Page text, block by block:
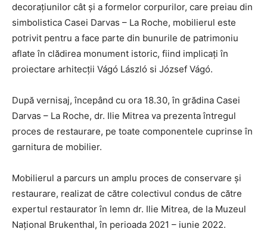
decorațiunilor cât și a formelor corpurilor, care preiau din
simbolistica Casei Darvas – La Roche, mobilierul este
potrivit pentru a face parte din bunurile de patrimoniu
aflate în clădirea monument istoric, fiind implicați în
proiectare arhitecții Vágó László si József Vágó.
După vernisaj, începând cu ora 18.30, în grădina Casei
Darvas – La Roche, dr. Ilie Mitrea va prezenta întregul
proces de restaurare, pe toate componentele cuprinse în
garnitura de mobilier.
Mobilierul a parcurs un amplu proces de conservare și
restaurare, realizat de către colectivul condus de către
expertul restaurator în lemn dr. Ilie Mitrea, de la Muzeul
Național Brukenthal, în perioada 2021 – iunie 2022.